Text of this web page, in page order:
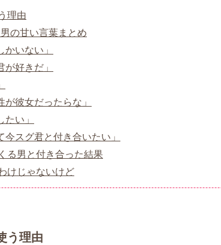
理由
の甘い言葉まとめ
かいない」
が好きだ」
が彼女だったらな」
たい」
今スグ君と付き合いたい」
る男と付き合った結果
けじゃないけど
う理由